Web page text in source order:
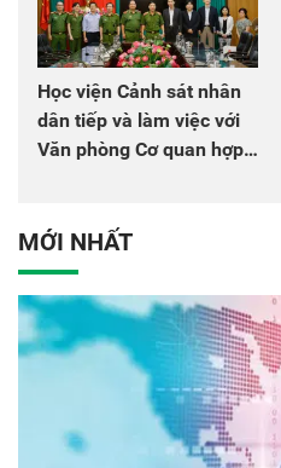
Học viện Cảnh sát nhân
dân tiếp và làm việc với
Văn phòng Cơ quan hợp
MỚI NHẤT